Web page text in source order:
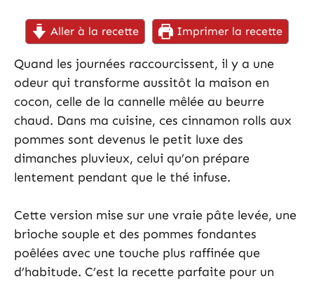
Aller à la recette Imprimer la recette
Quand les journées raccourcissent, il y a une
odeur qui transforme aussitôt la maison en
cocon, celle de la cannelle mêlée au beurre
chaud. Dans ma cuisine, ces cinnamon rolls aux
pommes sont devenus le petit luxe des
dimanches pluvieux, celui qu’on prépare
lentement pendant que le thé infuse.
Cette version mise sur une vraie pâte levée, une
brioche souple et des pommes fondantes
poêlées avec une touche plus raffinée que
d’habitude. C’est la recette parfaite pour un